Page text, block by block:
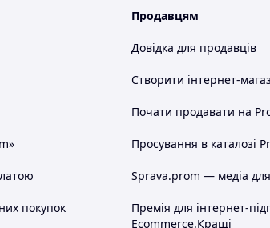
— неіржавка сталь AISI 304
— квадратні форми та
комфорт
— тропічний душ +
— стійкість до
мм
•
покупок
Продавцям
Довідка для продавців
Створити інтернет-
Почати продавати на
Просування в каталозі
Sprava.prom — медіа
Премія для інтернет-
Ecommerce.Кращі